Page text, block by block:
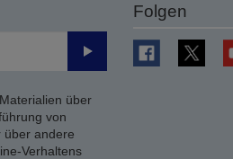
Senden
über
von
über andere
Verhaltens
Folgen